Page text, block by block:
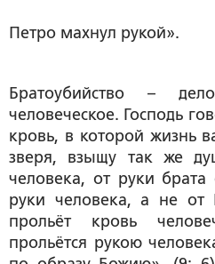
Петро махнул
Братоубийство –
человеческое. Господь
кровь, в которой жизнь
зверя, взыщу так же
человека, от руки
руки человека, а не
прольёт кровь
прольётся рукою